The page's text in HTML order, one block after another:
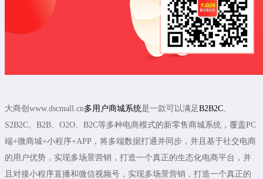
大商创www.dscmall.cn多用户商城系统是一款可以满足B2B2C
S2B2C、B2B、O2O、B2C等多种电商模式的新零售商城系统，覆盖PC
端+微商城+小程序+APP，将多端数据打通并同步，并且基于社交电商
的用户优势，实现多场景营销，打造一个真正的生态化电商平台，并
且对接小程序直播和微信视频号，实现多场景营销，打造一个真正的